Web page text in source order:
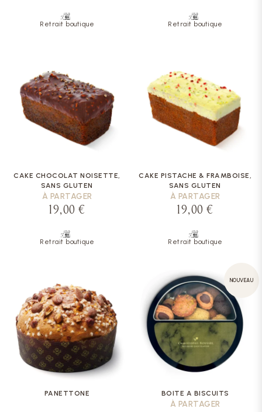
Retrait boutique Retrait boutique
CAKE CHOCOLAT NOISETTE,
SANS GLUTEN
À PARTAGER
19,00 €
Retrait boutique
CAKE PISTACHE & FRAMBOISE,
SANS GLUTEN
À PARTAGER
19,00 €
Retrait boutique
PANETTONE
NOUVEAU
BOITE A BISCUITS
À PARTAGER